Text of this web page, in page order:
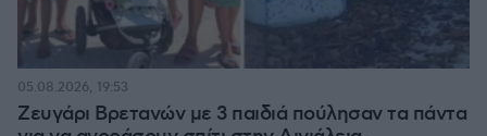
Ζευγάρι Βρετανών με 3 παιδιά πούλησαν τα πάντα
05.08.2026, 19:53